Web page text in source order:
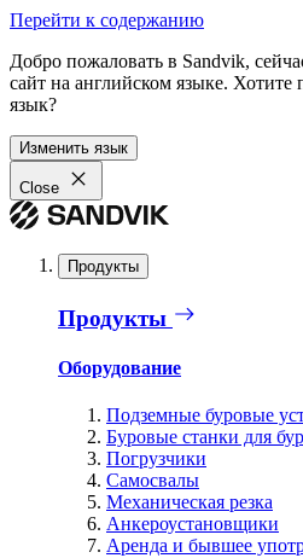
Перейти к содержанию
Добро пожаловать в Sandvik,
сайт на английском языке. Хотите
язык?
Изменить язык
Close
Продукты
Продукты
Оборудование
Подземные буровые
Буровые станки для
Погрузчики
Самосвалы
Механическая резка
Анкероустановщики
Аренда и бывшее